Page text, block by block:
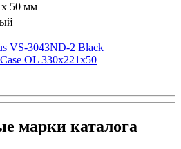
x 50 мм
VS-3043ND-2 Black
OL 330x221x50
марки каталога